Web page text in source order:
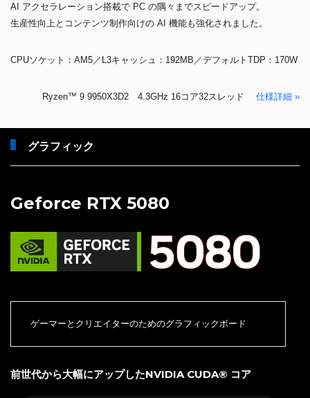
AI アクセラレーション搭載で PC の隅々までスピードアップ。
生産性向上とコンテンツ制作向けの AI 機能も強化されました。
CPUソケット：AM5／L3キャッシュ：192MB／デフォルトTDP：170W
Ryzen™ 9 9950X3D2 4.3GHz 16コア32スレッド 仕様詳細 »
グラフィック
Geforce RTX 5080
ゲーマーとクリエイターのためのグラフィックボード
前世代から大幅にアップしたNVIDIA CUDA® コア